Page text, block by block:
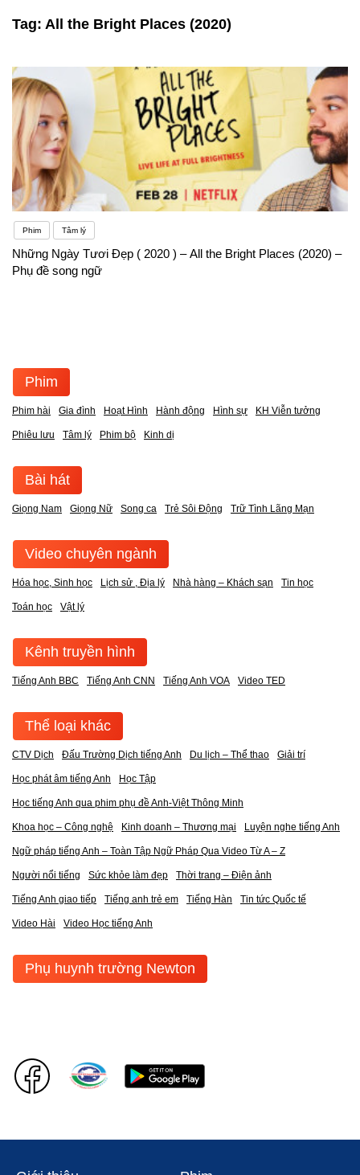
Tag: All the Bright Places (2020)
Phim Tâm lý
Những Ngày Tươi Đẹp ( 2020 ) – All the Bright Places (2020) –
Phụ đề song ngữ
Phim
Phim hài Gia đình Hoạt Hình Hành động Hình sự KH Viễn tưởng
Phiêu lưu Tâm lý Phim bộ Kinh dị
Bài hát
Giọng Nam Giọng Nữ Song ca Trẻ Sôi Động Trữ Tình Lãng Mạn
Video chuyên ngành
Hóa học, Sinh học Lịch sử , Địa lý Nhà hàng – Khách sạn Tin học
Toán học Vật lý
Kênh truyền hình
Tiếng Anh BBC Tiếng Anh CNN Tiếng Anh VOA Video TED
Thể loại khác
CTV Dịch Đấu Trường Dịch tiếng Anh Du lịch – Thể thao Giải trí
Học phát âm tiếng Anh Học Tập
Học tiếng Anh qua phim phụ đề Anh-Việt Thông Minh
Khoa học – Công nghệ Kinh doanh – Thương mại Luyện nghe tiếng Anh
Ngữ pháp tiếng Anh – Toàn Tập Ngữ Pháp Qua Video Từ A – Z
Người nổi tiếng Sức khỏe làm đẹp Thời trang – Điện ảnh
Tiếng Anh giao tiếp Tiếng anh trẻ em Tiếng Hàn Tin tức Quốc tế
Video Hài Video Học tiếng Anh
Phụ huynh trường Newton